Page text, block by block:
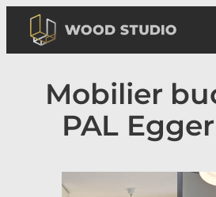
conținut
Mobilier
PAL